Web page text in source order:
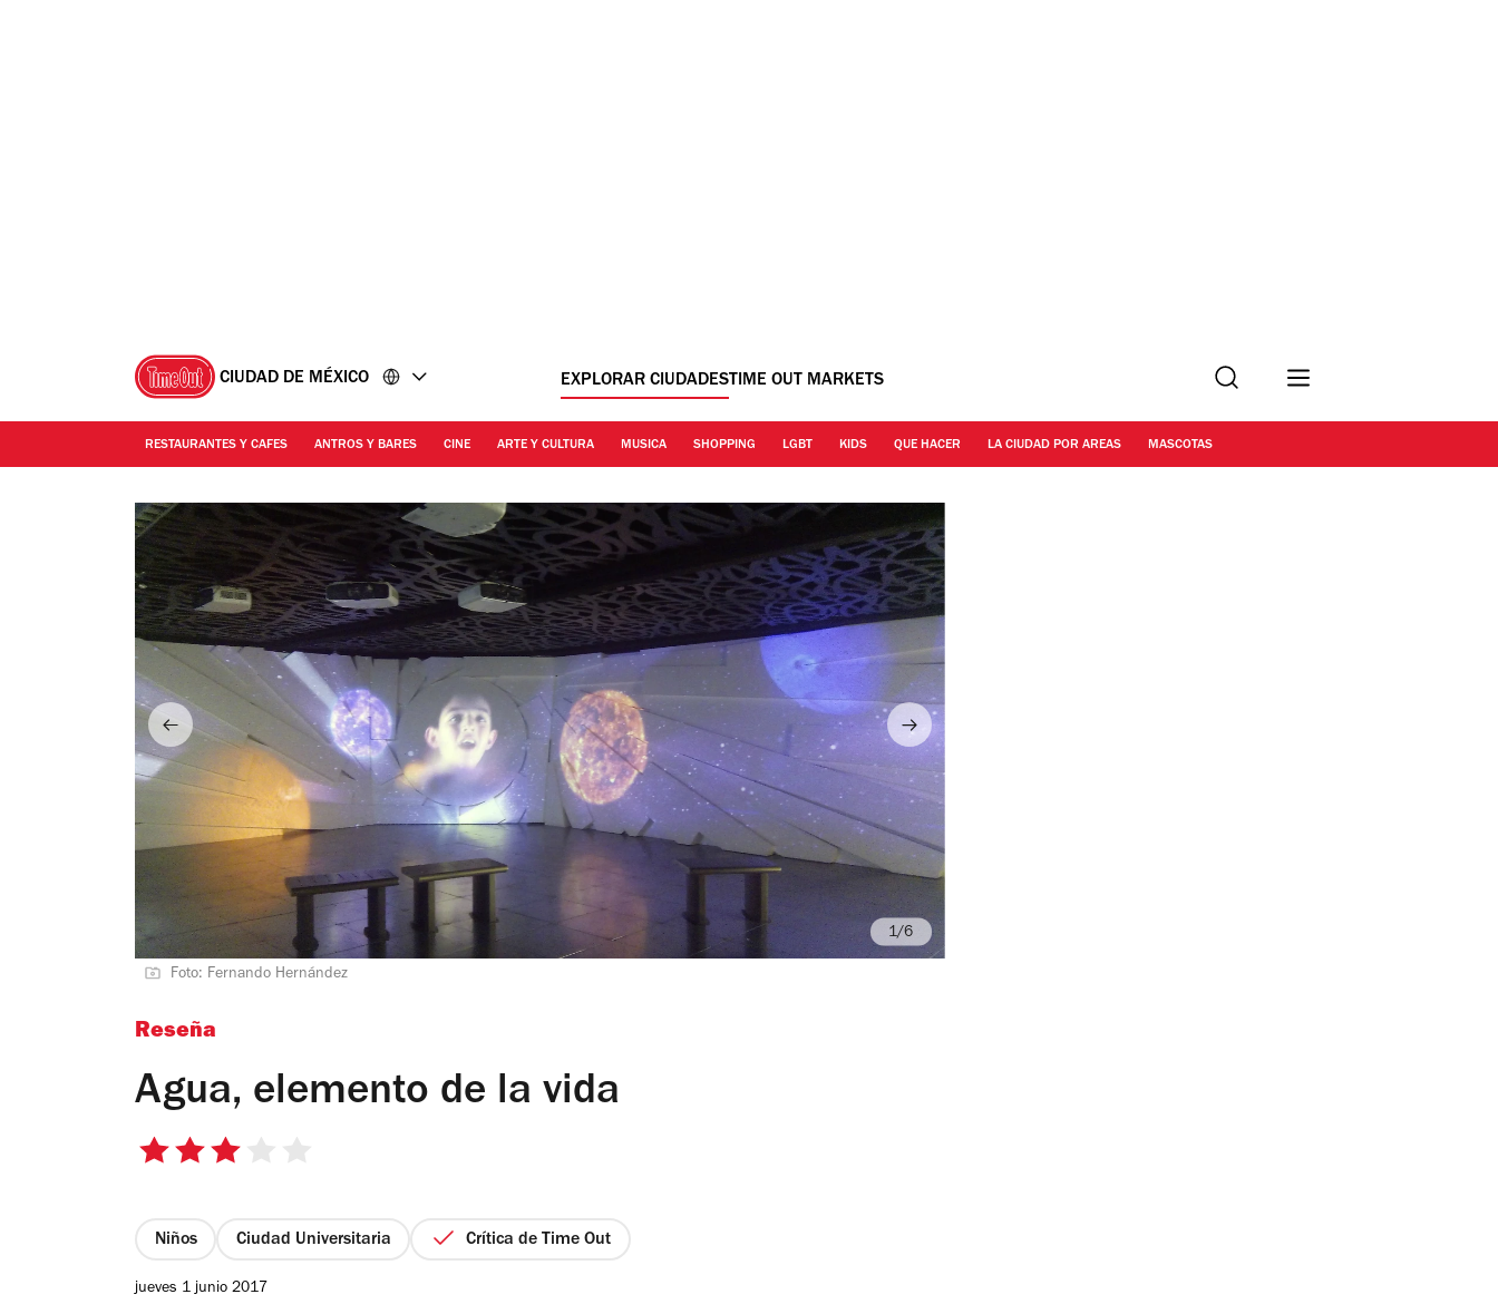
CIUDAD DE MÉXICO EXPLORAR CIUDADESTIME OUT MARKETS Buscar
RESTAURANTES Y CAFES ANTROS Y BARES CINE ARTE Y CULTURA MUSICA SHOPPING LGBT KIDS QUE HACER LA CIUDAD POR AREAS MASCOTAS
Foto: Fernando Hernández
/6
Reseña
Agua, elemento de la vida
3
estrellas
Niños Ciudad Universitaria Crítica de Time Out
jueves 1 junio 2017